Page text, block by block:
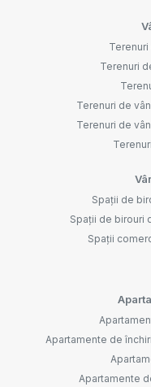
Terenuri
Terenuri de
Terenuri de
Spații de
Spații de birouri
Spații
Apartamente de
Apartamente